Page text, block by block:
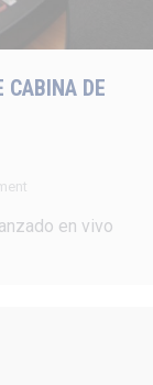
CABINA DE
en vivo